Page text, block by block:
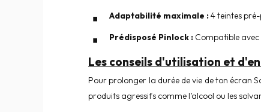
Adaptabilité maximale :4 teintes
Prédisposé Pinlock : Compatible
Les conseils d'utilisation et
Pour prolonger la durée de vie de ton écran
produits agressifs comme l’alcool ou les